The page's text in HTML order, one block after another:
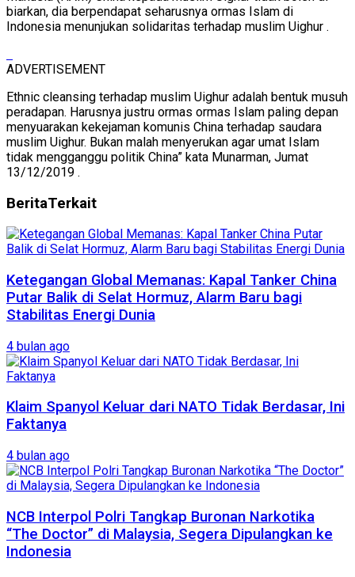
biarkan, dia berpendapat seharusnya ormas Islam di
Indonesia menunjukan solidaritas terhadap muslim Uighur .
ADVERTISEMENT
Ethnic cleansing terhadap muslim Uighur adalah bentuk musuh
peradapan. Harusnya justru ormas ormas Islam paling depan
menyuarakan kekejaman komunis China terhadap saudara
muslim Uighur. Bukan malah menyerukan agar umat Islam
tidak mengganggu politik China” kata Munarman, Jumat
13/12/2019 .
BeritaTerkait
Ketegangan Global Memanas: Kapal Tanker China
Putar Balik di Selat Hormuz, Alarm Baru bagi
Stabilitas Energi Dunia
4 bulan ago
Klaim Spanyol Keluar dari NATO Tidak Berdasar, Ini
Faktanya
4 bulan ago
NCB Interpol Polri Tangkap Buronan Narkotika
“The Doctor” di Malaysia, Segera Dipulangkan ke
Indonesia